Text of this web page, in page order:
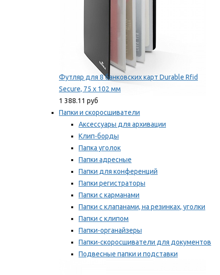
Футляр для 8 банковских карт Durable Rfid
Secure, 75 х 102 мм
1 388.11 руб
Папки и скоросшиватели
Аксессуары для архивации
Клип-борды
Папка уголок
Папки адресные
Папки для конференций
Папки регистраторы
Папки с карманами
Папки с клапанами, на резинках, уголки
Папки с клипом
Папки-органайзеры
Папки-скоросшиватели для документов
Подвесные папки и подставки